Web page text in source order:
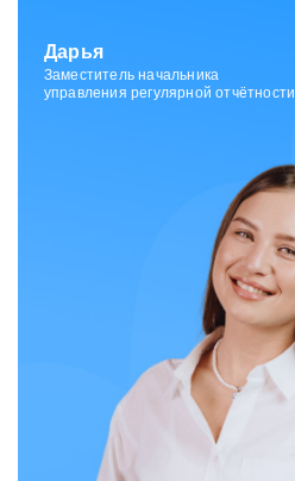
Дарья
Заместитель начальника
управления регулярной отчётности